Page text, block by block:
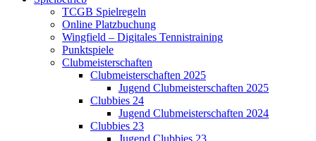
TCGB Spielregeln
Online Platzbuchung
Wingfield – Digitales Tennistraining
Punktspiele
Clubmeisterschaften
Clubmeisterschaften 2025
Jugend Clubmeisterschaften 2025
Clubbies 24
Jugend Clubmeisterschaften 2024
Clubbies 23
Jugend Clubbies 23